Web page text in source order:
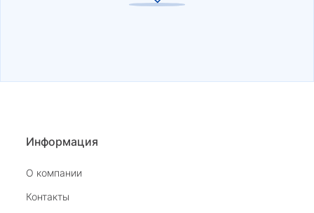
Информация
О компании
Контакты